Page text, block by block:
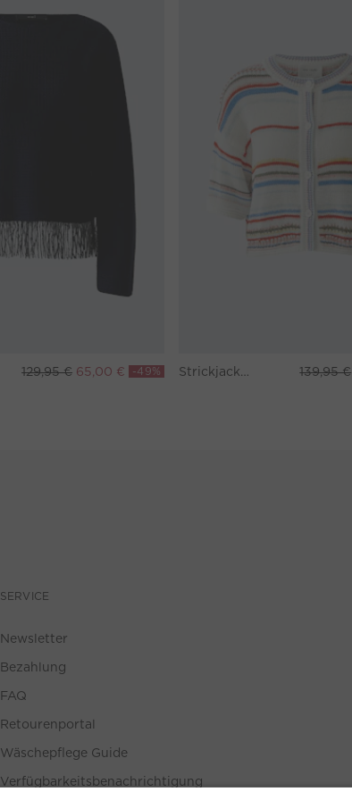
129,95 € 65,00 € -49% 139,95 €
SERVICE
Newsletter
Bezahlung
FAQ
Retourenportal
Wäschepflege Guide
Verfügbarkeitsbenachrichtigung